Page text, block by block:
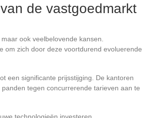
de vastgoedmarkt
ook veelbelovende kansen.
om zich door deze voortdurend evoluerende
een significante prijsstijging. De kantoren
tegen concurrerende tarieven aan te